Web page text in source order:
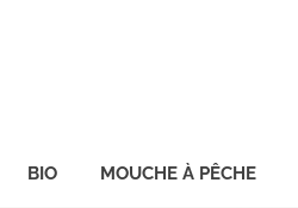
BIO MOUCHE À PÊCHE